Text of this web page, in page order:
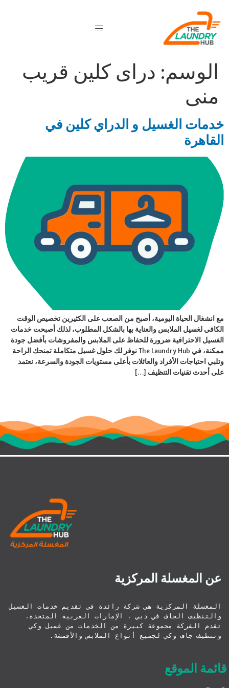
الوسم: دراى كلين قريب
منى
خدمات الغسيل و الدراي كلين في
القاهرة
مع انشغال الحياة اليومية، أصبح من الصعب على الكثيرين تخصيص الوقت
الكافي لغسيل الملابس والعناية بها بالشكل المطلوب، لذلك أصبحت خدمات
الغسيل الاحترافية ضرورة للحفاظ على الملابس والمفروشات بأفضل جودة
ممكنة، في The Laundry Hub نوفر لك حلول غسيل متكاملة تمنحك الراحة
وتلبي احتياجات الأفراد والعائلات بأعلى مستويات الجودة والسرعة، نعتمد
على أحدث تقنيات التنظيف […]
عن المغسلة المركزية
تقدم الشركة مجموعة كبيرة من الخدمات من غسيل وكي
وتنظيف جاف وكي لجميع أنواع الملابس والأقمشة.
قائمة الموقع